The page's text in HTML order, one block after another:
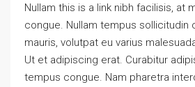
Nullam this is a link nibh facilisis, at
congue. Nullam tempus sollicitudin
mauris, volutpat eu varius
Ut et adipiscing erat. Curabitur
tempus congue. Nam pharetra